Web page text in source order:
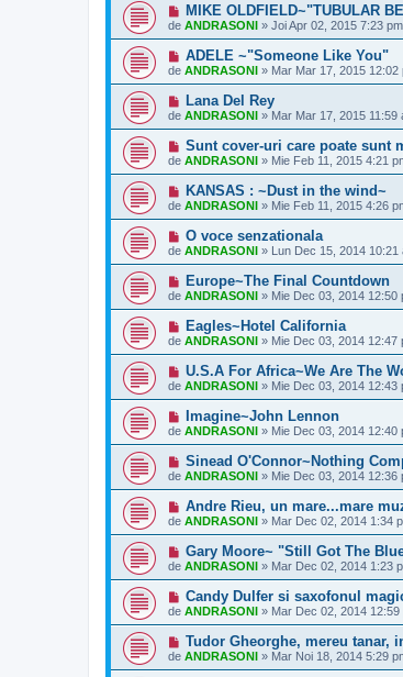
MIKE OLDFIELD~"TUBULAR
de ANDRASONI » Joi Apr 02, 2015 7:23 pm
ADELE ~"Someone Like You"
de ANDRASONI » Mar Mar 17, 2015 12:02
Lana Del Rey
de ANDRASONI » Mar Mar 17, 2015 11:59
Sunt cover-uri care poate sunt
de ANDRASONI » Mie Feb 11, 2015 4:21
KANSAS : ~Dust in the wind~
de ANDRASONI » Mie Feb 11, 2015 4:26
O voce senzationala
de ANDRASONI » Lun Dec 15, 2014 10:21
Europe~The Final Countdown
de ANDRASONI » Mie Dec 03, 2014 12:50
Eagles~Hotel California
de ANDRASONI » Mie Dec 03, 2014 12:47
U.S.A For Africa~We Are The
de ANDRASONI » Mie Dec 03, 2014 12:43
Imagine~John Lennon
de ANDRASONI » Mie Dec 03, 2014 12:40
Sinead O'Connor~Nothing
de ANDRASONI » Mie Dec 03, 2014 12:36
Andre Rieu, un mare...mare
de ANDRASONI » Mar Dec 02, 2014 1:34
Gary Moore~ "Still Got The
de ANDRASONI » Mar Dec 02, 2014 1:23
Candy Dulfer si saxofonul
de ANDRASONI » Mar Dec 02, 2014 12:59
Tudor Gheorghe, mereu tanar,
de ANDRASONI » Mar Noi 18, 2014 5:29